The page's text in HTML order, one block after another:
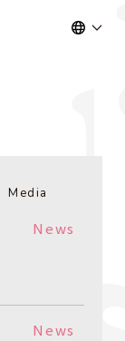
Media
News
News